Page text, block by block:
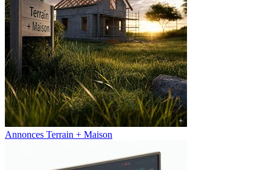
Annonces Terrain + Maison